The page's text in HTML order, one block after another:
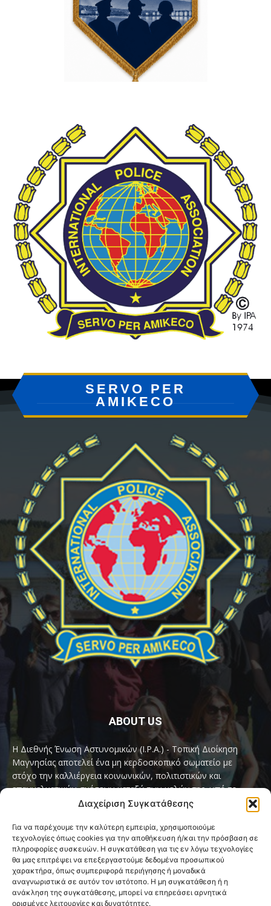
Διαχείριση Συγκατάθεσης
Για να παρέχουμε την καλύτερη εμπειρία, χρησιμοποιούμε
τεχνολογίες όπως cookies για την αποθήκευση ή/και την πρόσβαση σε
πληροφορίες συσκευών. Η συγκατάθεση για τις εν λόγω τεχνολογίες
θα μας επιτρέψει να επεξεργαστούμε δεδομένα προσωπικού
χαρακτήρα, όπως συμπεριφορά περιήγησης ή μοναδικά
αναγνωριστικά σε αυτόν τον ιστότοπο. Η μη συγκατάθεση ή η
ανάκληση της συγκατάθεσης, μπορεί να επηρεάσει αρνητικά
ορισμένες λειτουργίες και δυνατότητες.
SERVO PER
AMIKECO
ABOUT US
Η Διεθνής Ένωση Αστυνομικών (I.P.A.) - Τοπική Διοίκηση
Μαγνησίας αποτελεί ένα μη κερδοσκοπικό σωματείο με
στόχο την καλλιέργεια κοινωνικών, πολιτιστικών και
επαγγελματικών σχέσεων μεταξύ των μελών της, υπό το
παγκόσμιο σύνθημα «Servo per Amikeco» (Υπηρετώ δια της
Contact us:ipamagnesia@gmail.com
FOLLOW US